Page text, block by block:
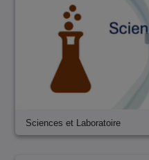
Sciences et Laboratoire